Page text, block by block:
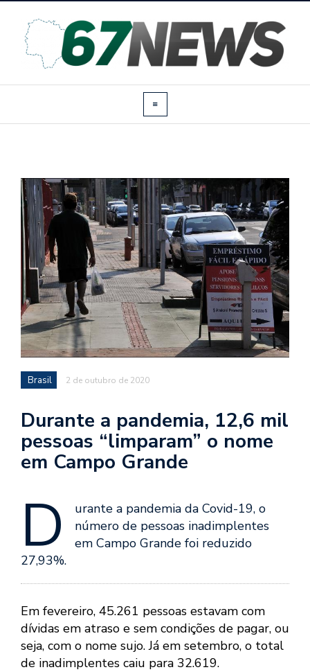
Brasil 2 de outubro de 2020
Durante a pandemia, 12,6 mil
pessoas “limparam” o nome
em Campo Grande
D
urante a pandemia da Covid-19, o
número de pessoas inadimplentes
em Campo Grande foi reduzido
27,93%.
Em fevereiro, 45.261 pessoas estavam com
dívidas em atraso e sem condições de pagar, ou
seja, com o nome sujo. Já em setembro, o total
de inadimplentes caiu para 32.619.